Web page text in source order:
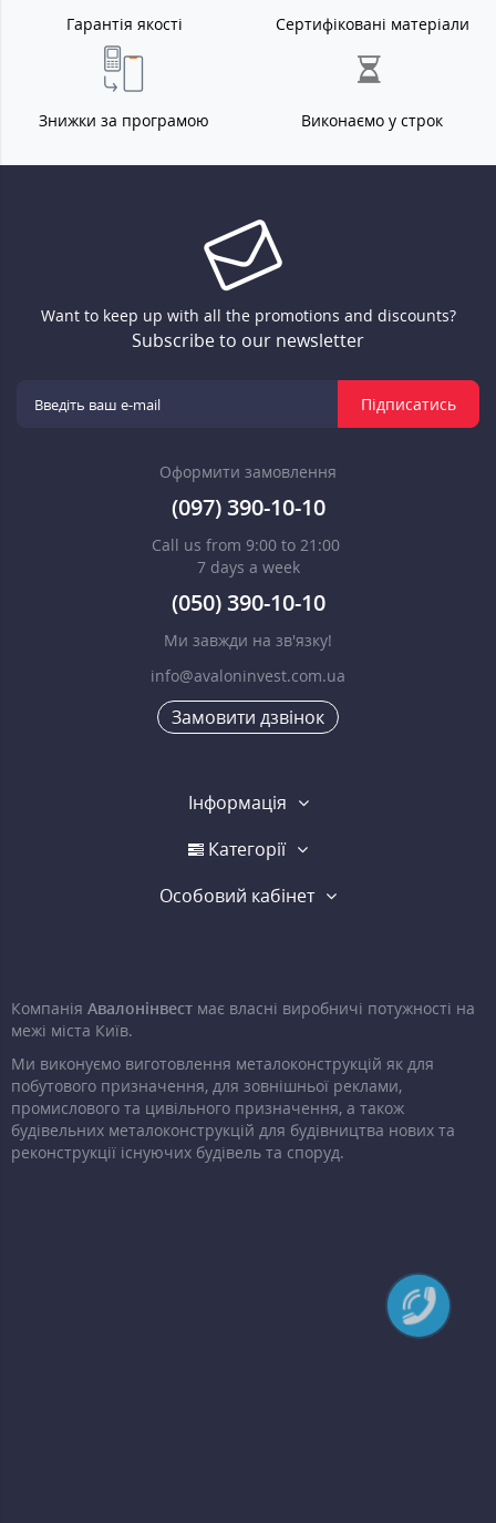
Гарантія якості Сертифіковані матеріали
Знижки за програмою Виконаємо у строк
Want to keep up with all the promotions and discounts?
Subscribe to our newsletter
Підписатись
Оформити замовлення
(097) 390-10-10
Call us from 9:00 to 21:00
7 days a week
(050) 390-10-10
Ми завжди на зв'язку!
info@avaloninvest.com.ua
Замовити дзвінок
Інформація
Категорії
Особовий кабінет
Компанія Авалонінвест має власні виробничі потужності на
межі міста Київ.
Ми виконуємо виготовлення металоконструкцій як для
побутового призначення, для зовнішньої реклами,
промислового та цивільного призначення, а також
будівельних металоконструкцій для будівництва нових та
реконструкції існуючих будівель та споруд.